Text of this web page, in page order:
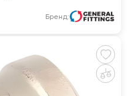
Бренд: